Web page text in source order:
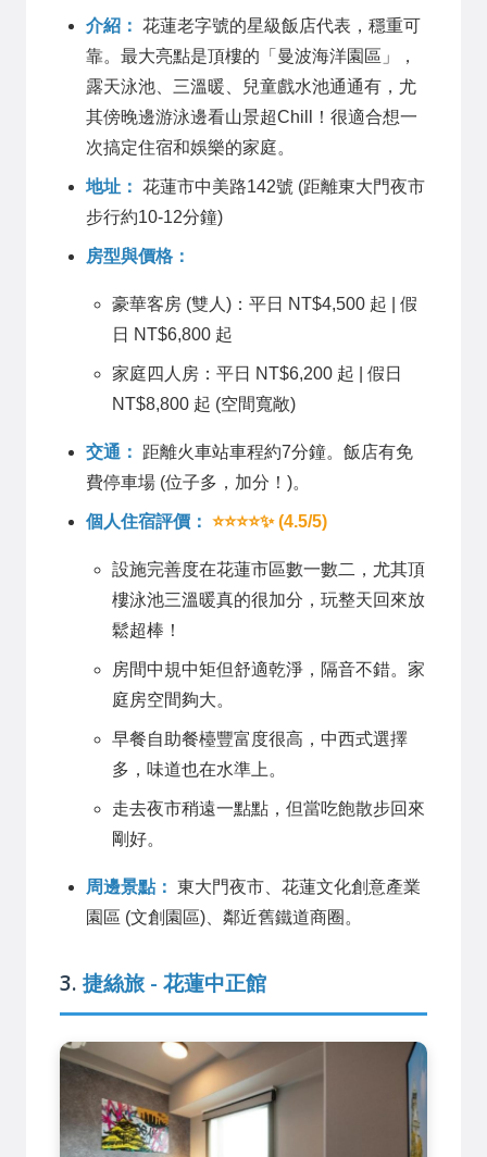
介紹： 花蓮老字號的星級飯店代表，穩重可
靠。最大亮點是頂樓的「曼波海洋園區」，
露天泳池、三溫暖、兒童戲水池通通有，尤
其傍晚邊游泳邊看山景超Chill！很適合想一
次搞定住宿和娛樂的家庭。
地址： 花蓮市中美路142號 (距離東大門夜市
步行約10-12分鐘)
房型與價格：
豪華客房 (雙人)：平日 NT$4,500 起 | 假
日 NT$6,800 起
家庭四人房：平日 NT$6,200 起 | 假日
NT$8,800 起 (空間寬敞)
交通：
距離火車站車程約7分鐘。飯店有免
費停車場 (位子多，加分！)。
個人住宿評價： ⭐⭐⭐⭐✨ (4.5/5)
設施完善度在花蓮市區數一數二，尤其頂
樓泳池三溫暖真的很加分，玩整天回來放
鬆超棒！
房間中規中矩但舒適乾淨，隔音不錯。家
庭房空間夠大。
早餐自助餐檯豐富度很高，中西式選擇
多，味道也在水準上。
走去夜市稍遠一點點，但當吃飽散步回來
剛好。
周邊景點： 東大門夜市、花蓮文化創意產業
園區 (文創園區)、鄰近舊鐵道商圈。
3. 捷絲旅 - 花蓮中正館